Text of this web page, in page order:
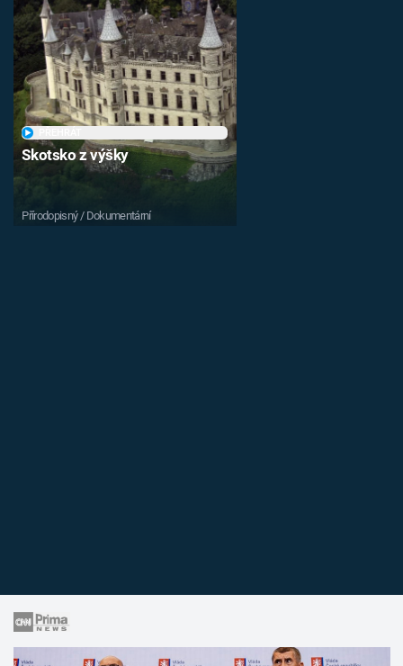
Skotsko z výšky
Přírodopisný / Dokumentární